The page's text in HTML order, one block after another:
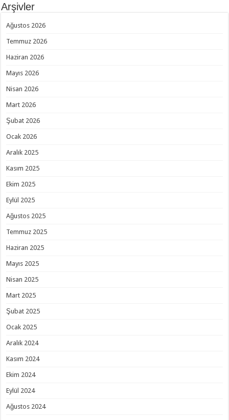
Arşivler
Ağustos 2026
Temmuz 2026
Haziran 2026
Mayıs 2026
Nisan 2026
Mart 2026
Şubat 2026
Ocak 2026
Aralık 2025
Kasım 2025
Ekim 2025
Eylül 2025
Ağustos 2025
Temmuz 2025
Haziran 2025
Mayıs 2025
Nisan 2025
Mart 2025
Şubat 2025
Ocak 2025
Aralık 2024
Kasım 2024
Ekim 2024
Eylül 2024
Ağustos 2024